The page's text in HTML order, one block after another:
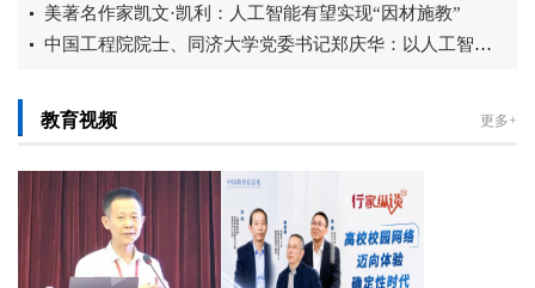
美著名作家凯文·凯利：人工智能有望实现“因材施教”
中国工程院院士、同济大学党委书记郑庆华：以人工智能赋能教育强国建设...
更多+
教育视频